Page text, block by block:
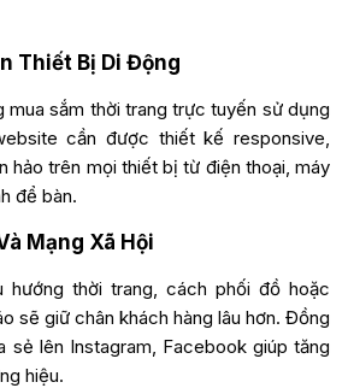
Thiết Bị Di Động
mua sắm thời trang trực tuyến sử dụng
cần được thiết kế responsive,
hảo trên mọi thiết bị từ điện thoại, máy
để bàn.
Mạng Xã Hội
thời trang, cách phối đồ hoặc
sẽ giữ chân khách hàng lâu hơn. Đồng
sẻ lên Instagram, Facebook giúp tăng
hiệu.